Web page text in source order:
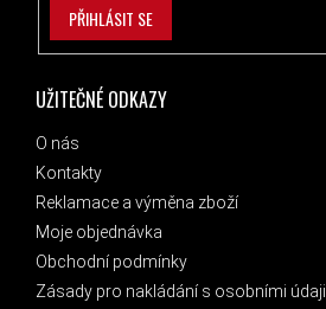
UŽITEČNÉ ODKAZY
O nás
Kontakty
Reklamace a výměna zboží
Moje objednávka
Obchodní podmínky
Zásady pro nakládání s osobními údaji
PŘIHLÁSIT SE